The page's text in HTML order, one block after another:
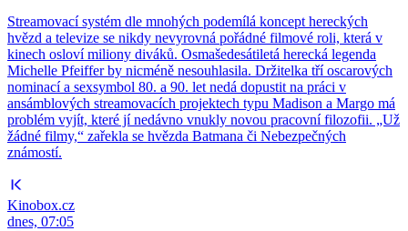
Streamovací systém dle mnohých podemílá koncept hereckých
hvězd a televize se nikdy nevyrovná pořádné filmové roli, která v
kinech osloví miliony diváků. Osmašedesátiletá herecká legenda
Michelle Pfeiffer by nicméně nesouhlasila. Držitelka tří oscarových
nominací a sexsymbol 80. a 90. let nedá dopustit na práci v
ansámblových streamovacích projektech typu Madison a Margo má
problém vyjít, které jí nedávno vnukly novou pracovní filozofii. „Už
žádné filmy,“ zařekla se hvězda Batmana či Nebezpečných
známostí.
Kinobox.cz
dnes, 07:05